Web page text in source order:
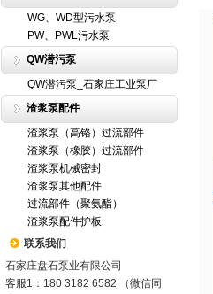
WG、WD型污水泵
PW、PWL污水泵
QW潜污泵
QW潜污泵_石家庄工业泵厂
渣浆泵配件
渣浆泵（高铬）过流部件
渣浆泵（橡胶）过流部件
渣浆泵机械密封
渣浆泵其他配件
过流部件（聚氨酯）
渣浆泵配件护板
联系我们
石家庄盘石泵业有限公司
客服1：180 3182 6582 （微信同